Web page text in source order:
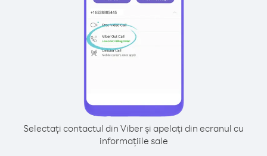
Selectați contactul din Viber și apelați din ecranul cu
informațiile sale